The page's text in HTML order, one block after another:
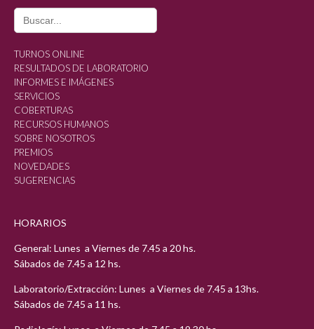
Search
for:
TURNOS ONLINE
RESULTADOS DE LABORATORIO
INFORMES E IMÁGENES
SERVICIOS
COBERTURAS
RECURSOS HUMANOS
SOBRE NOSOTROS
PREMIOS
NOVEDADES
SUGERENCIAS
HORARIOS
General: Lunes a Viernes de 7.45 a 20 hs.
Sábados de 7.45 a 12 hs.
Laboratorio/Extracción: Lunes a Viernes de 7.45 a 13hs.
Sábados de 7.45 a 11 hs.